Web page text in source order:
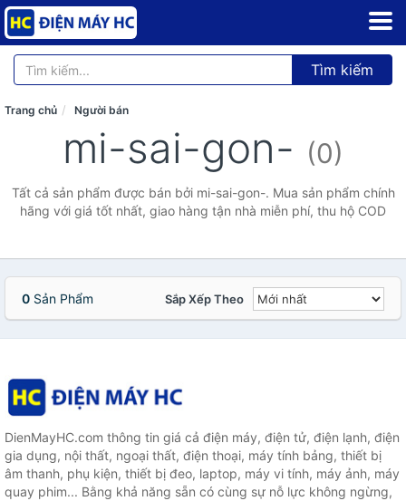
Tìm kiếm
Trang chủ Người bán
mi-sai-gon- (0)
Tất cả sản phẩm được bán bởi mi-sai-gon-. Mua sản phẩm chính
hãng với giá tốt nhất, giao hàng tận nhà miễn phí, thu hộ COD
0 Sản Phẩm Sắp Xếp Theo
DienMayHC.com thông tin giá cả điện máy, điện tử, điện lạnh, điện
gia dụng, nội thất, ngoại thất, điện thoại, máy tính bảng, thiết bị
âm thanh, phụ kiện, thiết bị đeo, laptop, máy vi tính, máy ảnh, máy
quay phim... Bằng khả năng sẵn có cùng sự nỗ lực không ngừng,